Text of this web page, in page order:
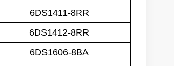
6DS1411-8RR
6DS1412-8RR
6DS1606-8BA